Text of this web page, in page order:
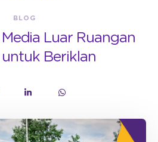
BLOG
Luar Ruangan
Beriklan